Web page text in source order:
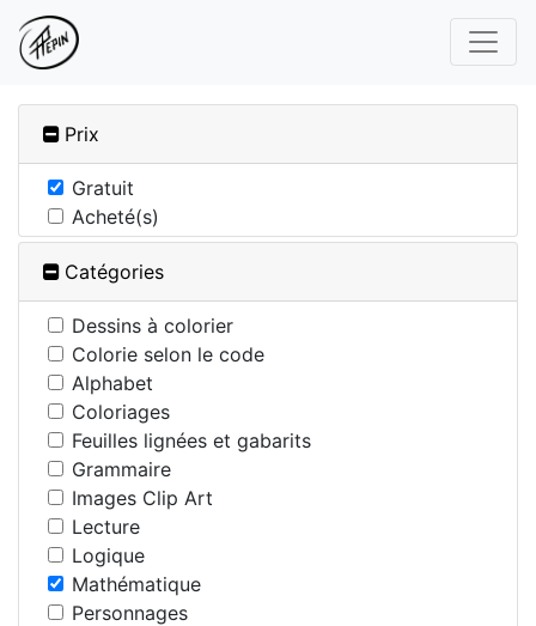
Prix
Gratuit
Acheté(s)
Catégories
Dessins à colorier
Colorie selon le code
Alphabet
Coloriages
Feuilles lignées et gabarits
Grammaire
Images Clip Art
Lecture
Logique
Mathématique
Personnages